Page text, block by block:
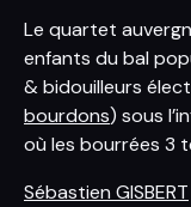
Le quartet
enfants du bal
& bidouilleurs
bourdons) sous
où les bourrées 3
Sébastien GISBERT